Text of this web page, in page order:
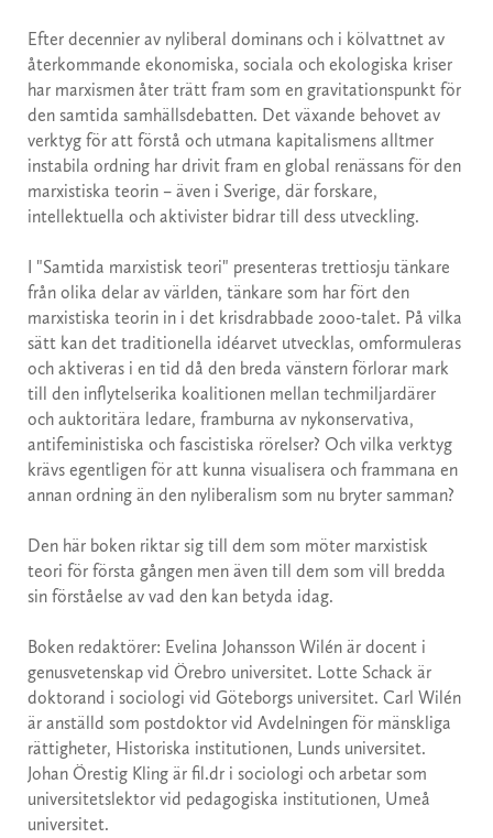
Efter decennier av nyliberal dominans och i kölvattnet av
återkommande ekonomiska, sociala och ekologiska kriser
har marxismen åter trätt fram som en gravitationspunkt för
den samtida samhällsdebatten. Det växande behovet av
verktyg för att förstå och utmana kapitalismens alltmer
instabila ordning har drivit fram en global renässans för den
marxistiska teorin – även i Sverige, där forskare,
intellektuella och aktivister bidrar till dess utveckling.
I "Samtida marxistisk teori" presenteras trettiosju tänkare
från olika delar av världen, tänkare som har fört den
marxistiska teorin in i det krisdrabbade 2000-talet. På vilka
sätt kan det traditionella idéarvet utvecklas, omformuleras
och aktiveras i en tid då den breda vänstern förlorar mark
till den inflytelserika koalitionen mellan techmiljardärer
och auktoritära ledare, framburna av nykonservativa,
antifeministiska och fascistiska rörelser? Och vilka verktyg
krävs egentligen för att kunna visualisera och frammana en
annan ordning än den nyliberalism som nu bryter samman?
Den här boken riktar sig till dem som möter marxistisk
teori för första gången men även till dem som vill bredda
sin förståelse av vad den kan betyda idag.
Boken redaktörer: Evelina Johansson Wilén är docent i
genus­vetenskap vid Örebro universitet. Lotte Schack är
doktorand i sociologi vid Göteborgs universitet. Carl Wilén
är anställd som postdoktor vid Avdelningen för mänskliga
rättigheter, Historiska institutionen, Lunds universitet.
Johan Örestig Kling är fil.dr i sociologi och arbetar som
universitetslektor vid pedagogiska institutionen, Umeå
universitet.